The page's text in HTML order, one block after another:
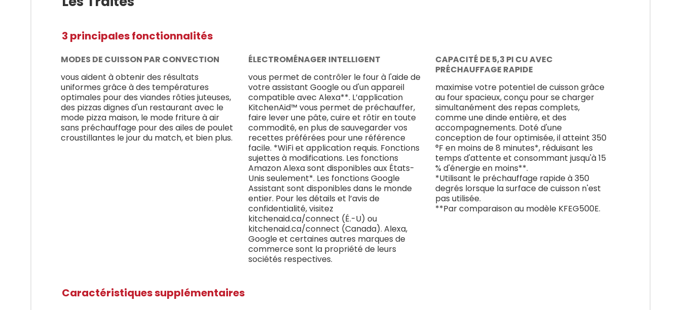
3 principales fonctionnalités
MODES DE CUISSON PAR CONVECTION
vous aident à obtenir des résultats
uniformes grâce à des températures
optimales pour des viandes rôties juteuses,
des pizzas dignes d'un restaurant avec le
mode pizza maison, le mode friture à air
sans préchauffage pour des ailes de poulet
croustillantes le jour du match, et bien plus.
ÉLECTROMÉNAGER INTELLIGENT
vous permet de contrôler le four à l'aide de
votre assistant Google ou d'un appareil
compatible avec Alexa**. L’application
KitchenAid™ vous permet de préchauffer,
faire lever une pâte, cuire et rôtir en toute
commodité, en plus de sauvegarder vos
recettes préférées pour une référence
facile. *WiFi et application requis. Fonctions
sujettes à modifications. Les fonctions
Amazon Alexa sont disponibles aux États-
Unis seulement*. Les fonctions Google
Assistant sont disponibles dans le monde
entier. Pour les détails et l’avis de
confidentialité, visitez
kitchenaid.ca/connect (É.-U) ou
kitchenaid.ca/connect (Canada). Alexa,
Google et certaines autres marques de
commerce sont la propriété de leurs
sociétés respectives.
CAPACITÉ DE 5,3 PI CU AVEC
PRÉCHAUFFAGE RAPIDE
maximise votre potentiel de cuisson grâce
au four spacieux, conçu pour se charger
simultanément des repas complets,
comme une dinde entière, et des
accompagnements. Doté d'une
conception de four optimisée, il atteint 350
°F en moins de 8 minutes*, réduisant les
temps d'attente et consommant jusqu'à 15
% d'énergie en moins**.
*Utilisant le préchauffage rapide à 350
degrés lorsque la surface de cuisson n'est
pas utilisée.
**Par comparaison au modèle KFEG500E.
Caractéristiques supplémentaires